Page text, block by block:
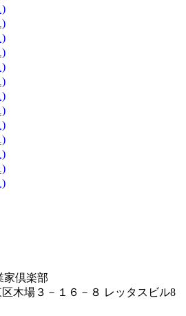
家倶楽部
木場３－１６－８ レッタスビル8